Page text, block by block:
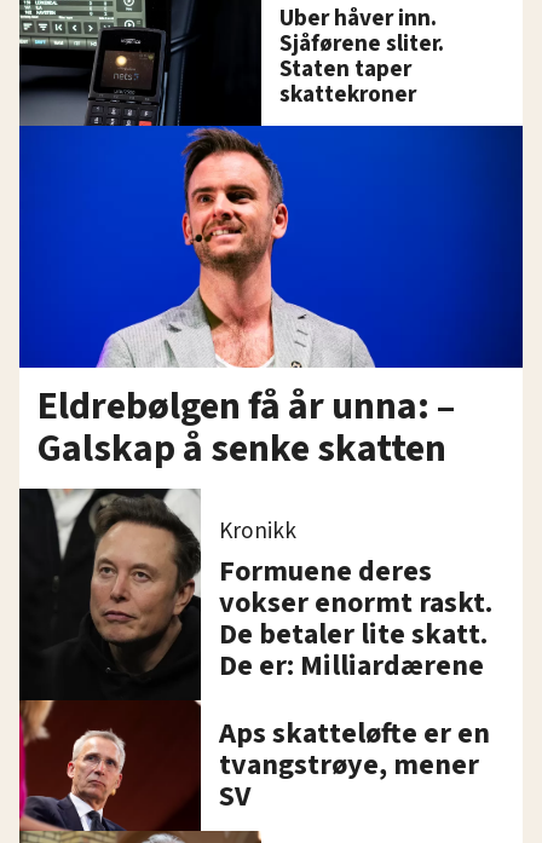
Uber håver inn.
Sjåførene sliter.
Staten taper
skattekroner
Eldrebølgen få år unna: –
Galskap å senke skatten
Kronikk
Formuene deres
vokser enormt raskt.
De betaler lite skatt.
De er: Milliardærene
Aps skatteløfte er en
tvangstrøye, mener
SV